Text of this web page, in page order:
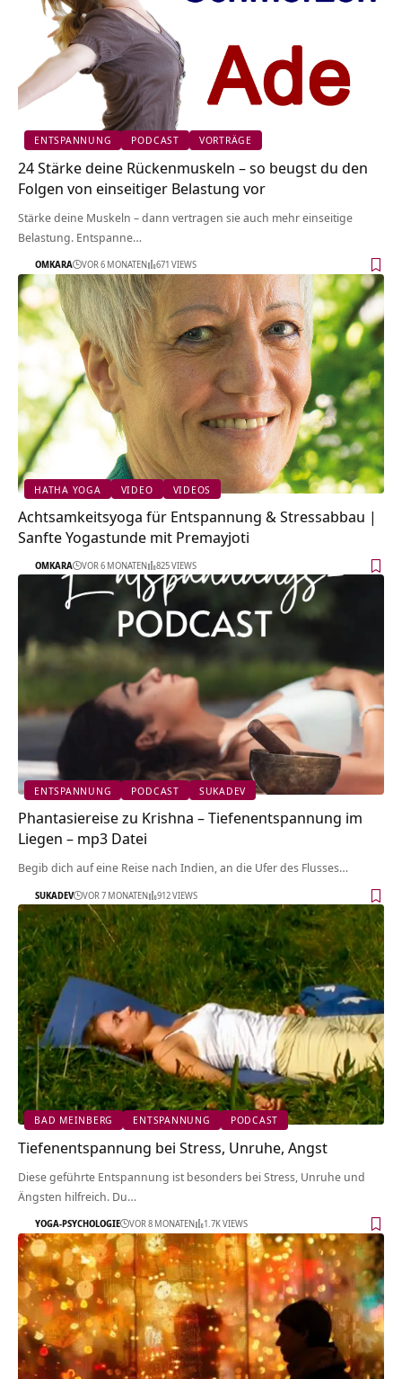
ENTSPANNUNG PODCAST VORTRÄGE
24 Stärke deine Rückenmuskeln – so beugst du den
Folgen von einseitiger Belastung vor
Stärke deine Muskeln – dann vertragen sie auch mehr einseitige
Belastung. Entspanne…
OMKARA VOR 6 MONATEN 671 VIEWS
HATHA YOGA VIDEO VIDEOS
Achtsamkeitsyoga für Entspannung & Stressabbau |
Sanfte Yogastunde mit Premayjoti
OMKARA VOR 6 MONATEN 825 VIEWS
ENTSPANNUNG PODCAST SUKADEV
Phantasiereise zu Krishna – Tiefenentspannung im
Liegen – mp3 Datei
Begib dich auf eine Reise nach Indien, an die Ufer des Flusses…
SUKADEV VOR 7 MONATEN 912 VIEWS
BAD MEINBERG ENTSPANNUNG PODCAST
Tiefenentspannung bei Stress, Unruhe, Angst
Diese geführte Entspannung ist besonders bei Stress, Unruhe und
Ängsten hilfreich. Du…
YOGA-PSYCHOLOGIE VOR 8 MONATEN 1.7K VIEWS